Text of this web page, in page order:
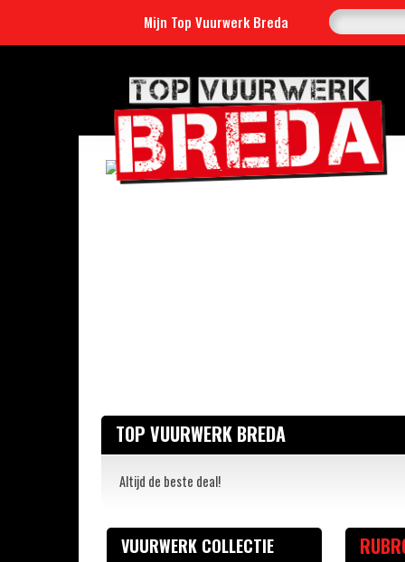
Mijn Top Vuurwerk Breda
TOP VUURWERK BREDA
Altijd de beste deal!
VUURWERK COLLECTIE